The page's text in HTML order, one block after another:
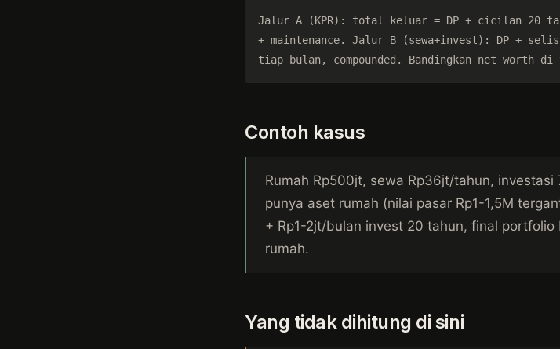
Jalur A (KPR): total keluar = DP + cicilan 20
+ maintenance. Jalur B (sewa+invest): DP +
tiap bulan, compounded. Bandingkan net worth di
Contoh kasus
Rumah Rp500jt, sewa Rp36jt/tahun, investasi
punya aset rumah (nilai pasar Rp1-1,5M
+ Rp1-2jt/bulan invest 20 tahun, final
rumah.
Yang tidak dihitung di sini